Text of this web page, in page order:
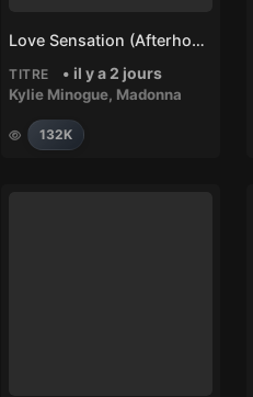
Love Sensation (Afterhours Mix) – Madonna, Kylie Minogue
TITRE • il y a 2 jours
Kylie Minogue, Madonna
132K